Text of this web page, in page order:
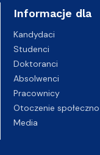
Informacje dla
Kandydaci
Studenci
Doktoranci
Absolwenci
Pracownicy
Otoczenie
Media